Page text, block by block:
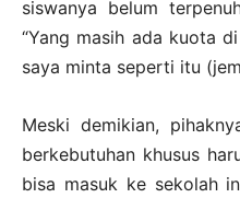
siswanya belum
“Yang masih ada kuota
saya minta seperti itu
Meski demikian,
berkebutuhan khusus
bisa masuk ke sekolah